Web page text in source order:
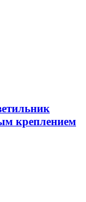
креплением